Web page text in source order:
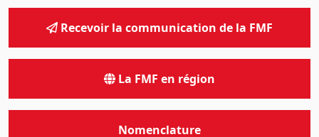
Recevoir la communication de la FMF
La FMF en région
Nomenclature